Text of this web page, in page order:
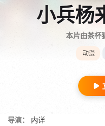
小兵杨
本片由茶杯
动漫
导演：
内详